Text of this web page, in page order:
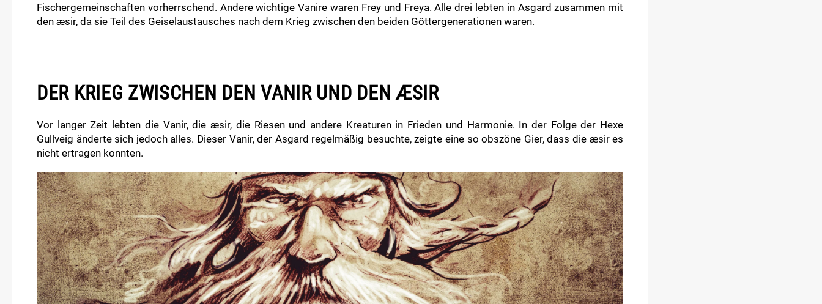
Fischergemeinschaften vorherrschend. Andere wichtige Vanire waren Frey und Freya. Alle drei lebten in Asgard zusammen mit
den æsir, da sie Teil des Geiselaustausches nach dem Krieg zwischen den beiden Göttergenerationen waren.
DER KRIEG ZWISCHEN DEN VANIR UND DEN ÆSIR
Vor langer Zeit lebten die Vanir, die æsir, die Riesen und andere Kreaturen in Frieden und Harmonie. In der Folge der Hexe
Gullveig änderte sich jedoch alles. Dieser Vanir, der Asgard regelmäßig besuchte, zeigte eine so obszöne Gier, dass die æsir es
nicht ertragen konnten.